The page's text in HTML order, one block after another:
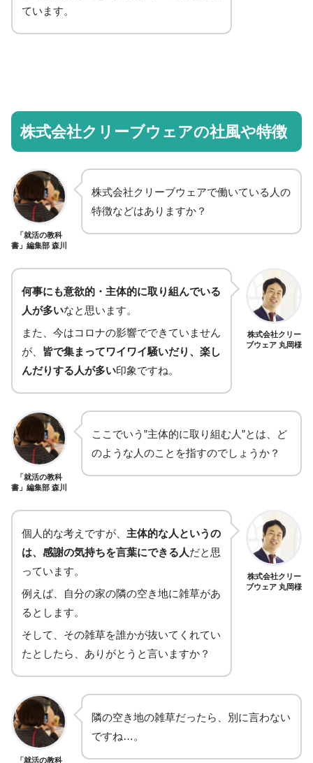
ています。
株式会社クリーブウェアの社風や特徴
「就活の教科
書」編集部 森川
株式会社クリーブウェアで働いている人の
特徴などはありますか？
何事にも意欲的・主体的に取り組んでいる
人が多いなと思います。
また、今はコロナの影響でできていません
が、 皆で集まってワイワイ騒いだり、楽し
んだりする人が多い印象ですね。
株式会社クリー
ブウェア 丸岡様
「就活の教科
書」編集部 森川
ここでいう”主体的に取り組む人”とは、ど
のような人のことを指すのでしょうか？
個人的な考えですが、 主体的な人というの
は、感謝の気持ちを言葉にできる人だと思
っています。
例えば、自分の家の隣の空き地に雑草があ
るとします。
そして、その雑草を誰かが抜いてくれてい
たとしたら、ありがとうと言いますか？
株式会社クリー
ブウェア 丸岡様
「就活の教科
隣の空き地の雑草だったら、別に言わない
ですね…。